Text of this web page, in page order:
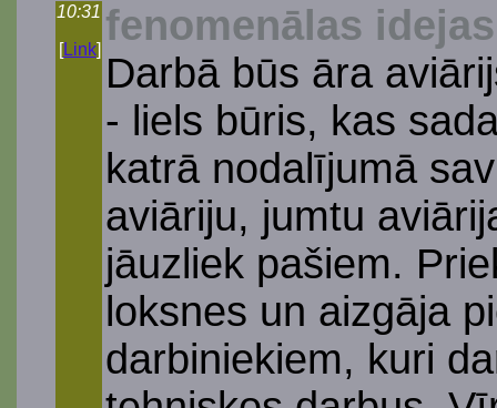
10:31
[Link]
fenomenālas idejas
Darbā būs āra
- liels būris, kas
katrā nodalījumā
aviāriju, jumtu
jāuzliek pašiem.
loksnes un aizgāja
darbiniekiem, kuri